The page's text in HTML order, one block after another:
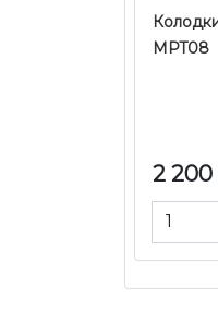
MPT08
2 200